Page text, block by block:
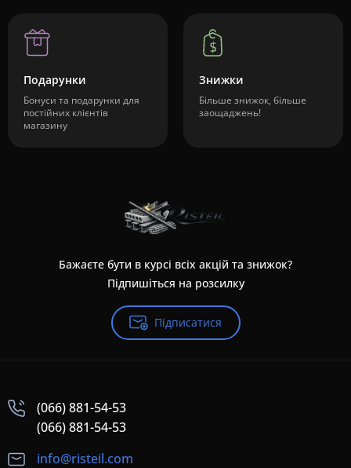
Подарунки
Бонуси та подарунки для
постійних клієнтів
магазину
Знижки
Більше знижок, більше
заощаджень!
Бажаєте бути в курсі всіх акцій та знижок?
Підпишіться на розсилку
Підписатися
(066) 881-54-53
(066) 881-54-53
info@risteil.com